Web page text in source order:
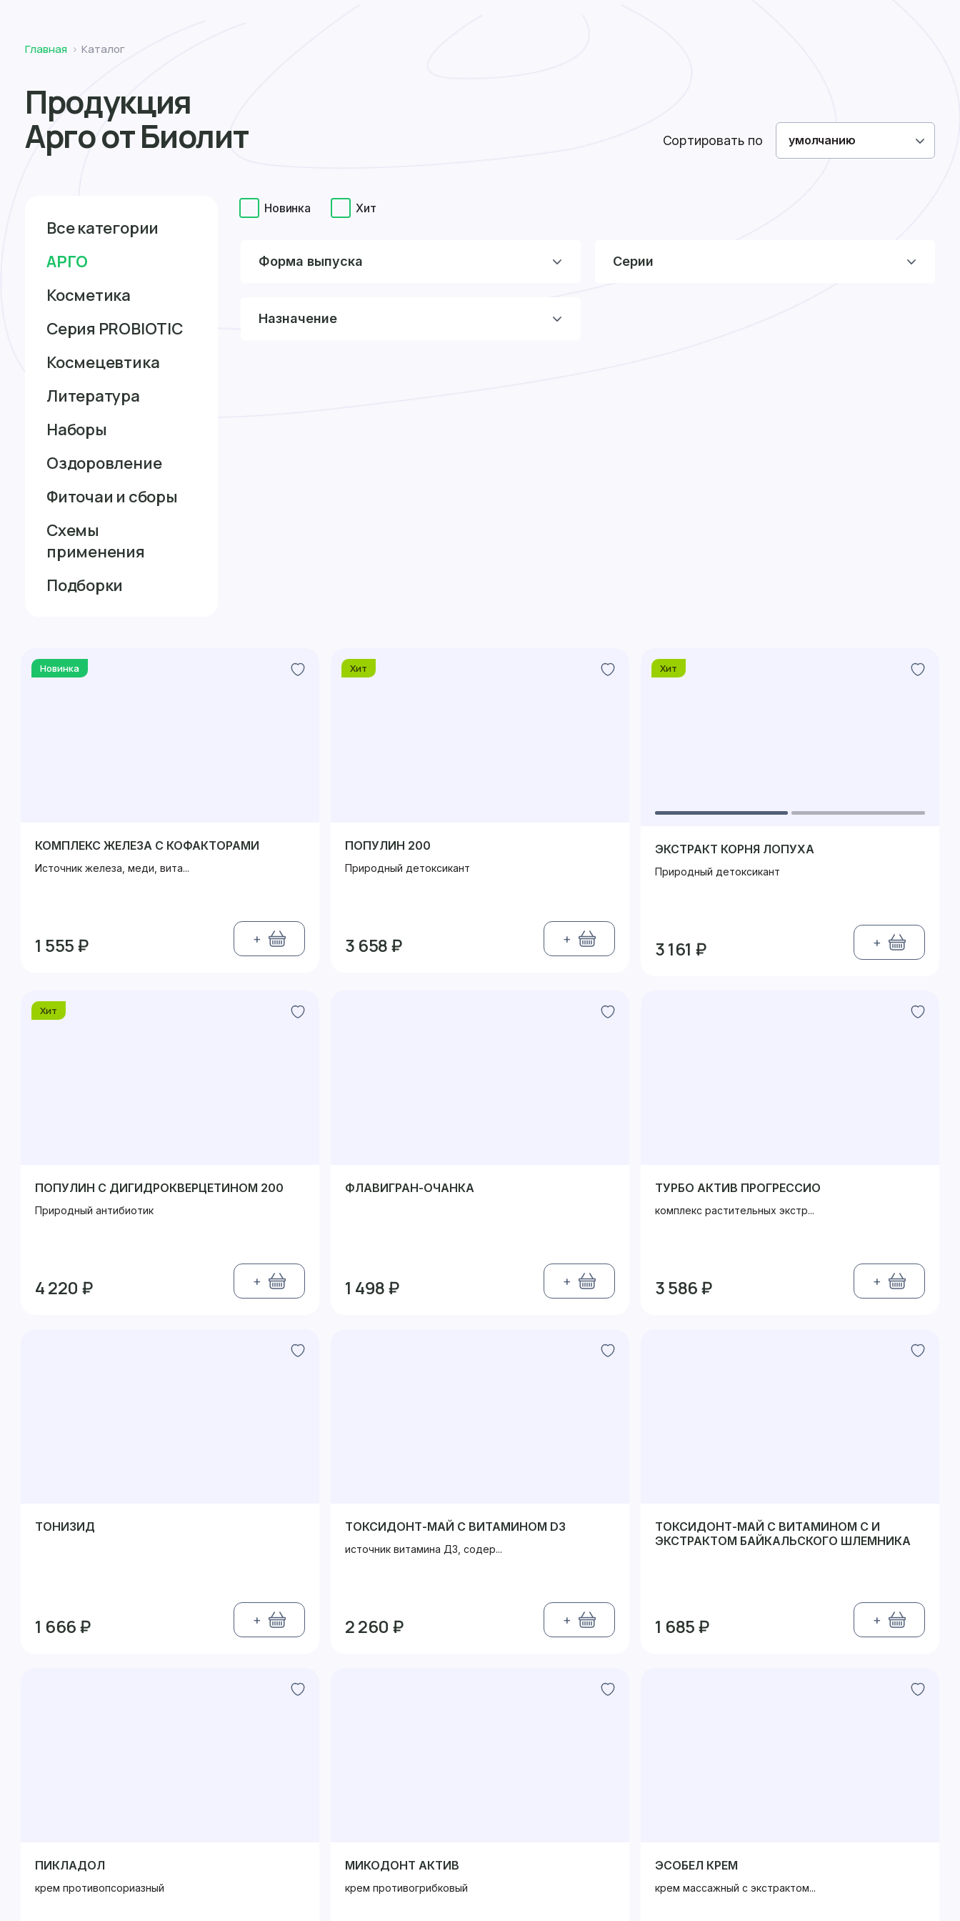
Главная Каталог
Продукция
Арго от Биолит
Все категории
АРГО
Косметика
Серия PROBIOTIC
Космецевтика
Литература
Наборы
Оздоровление
Фиточаи и сборы
Схемы
применения
Подборки
Форма выпуска Серии
Назначение
Новинка Хит
Сортировать по умолчанию
Новинка
КОМПЛЕКС ЖЕЛЕЗА С КОФАКТОРАМИ
Источник железа, меди, вита...
1 555 ₽ +
Хит
ПОПУЛИН 200
Природный детоксикант
3 658 ₽ +
Хит
ЭКСТРАКТ КОРНЯ ЛОПУХА
Природный детоксикант
3 161 ₽ +
Хит
ПОПУЛИН С ДИГИДРОКВЕРЦЕТИНОМ 200
Природный антибиотик
4 220 ₽ +
ФЛАВИГРАН-ОЧАНКА
1 498 ₽ +
ТУРБО АКТИВ ПРОГРЕССИО
комплекс растительных экстр...
3 586 ₽ +
ТОНИЗИД
1 666 ₽ +
ТОКСИДОНТ-МАЙ С ВИТАМИНОМ D3
источник витамина Д3, содер...
2 260 ₽ +
ТОКСИДОНТ-МАЙ С ВИТАМИНОМ C И
ЭКСТРАКТОМ БАЙКАЛЬСКОГО ШЛЕМНИКА
1 685 ₽ +
ПИКЛАДОЛ
крем противопсориазный
МИКОДОНТ АКТИВ
крем противогрибковый
ЭСОБЕЛ КРЕМ
крем массажный с экстрактом...